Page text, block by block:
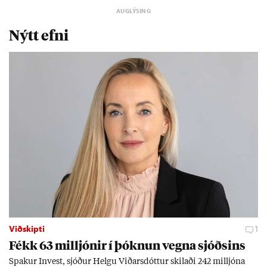
Nýtt efni
Viðskipti 1
Fékk 63 millj­ón­ir í þókn­un vegna sjóðs­ins
Spak­ur In­vest, sjóð­ur Helgu Við­ars­dótt­ur skil­aði 242 millj­óna